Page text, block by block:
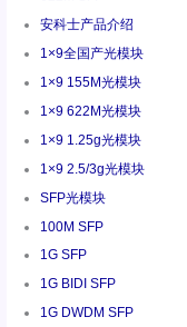
安科士产品介绍
1×9全国产光模块
1×9 155M光模块
1×9 622M光模块
1×9 1.25g光模块
1×9 2.5/3g光模块
SFP光模块
100M SFP
1G SFP
1G BIDI SFP
1G DWDM SFP